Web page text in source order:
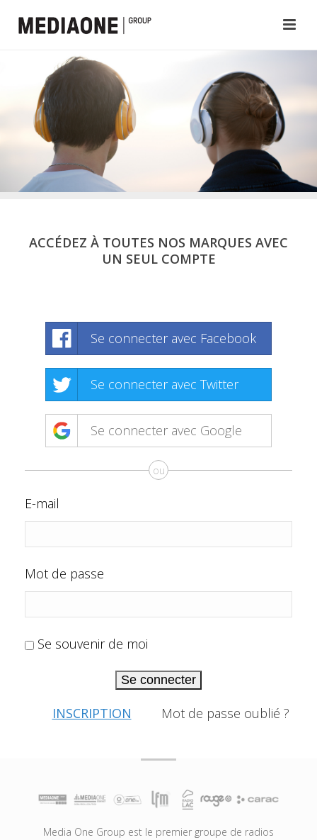
ACCÉDEZ À TOUTES NOS MARQUES AVEC
UN SEUL COMPTE
Se connecter avec Facebook
Se connecter avec Twitter
Se connecter avec Google
ou
E-mail
Mot de passe
Se souvenir de moi
Se connecter
INSCRIPTION Mot de passe oublié ?
Media One Group est le premier groupe de radios